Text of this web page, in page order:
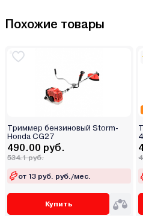
Похожие товары
Триммер бензиновый Storm-
Honda CG27
490.00 руб.
534.1 руб.
от 13 руб. руб./мес.
Купить